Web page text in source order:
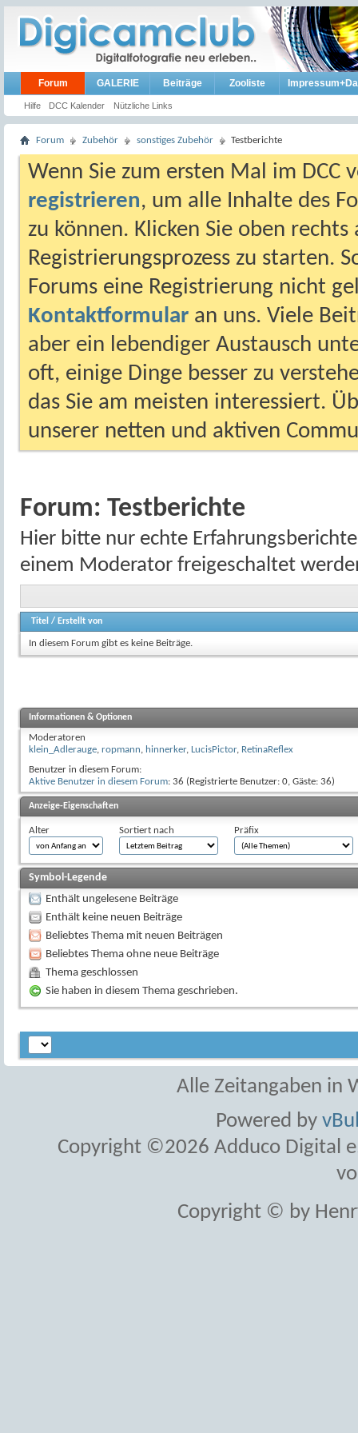
Forum
Hilfe DCC Kalender Nützliche Links
GALERIE Beiträge Zooliste
Forum Zubehör sonstiges Zubehör Testberichte
Wenn Sie zum ersten Mal im DCC
registrieren, um alle Inhalte des
zu können. Klicken Sie oben
Registrierungsprozess zu starten.
Forums eine Registrierung nicht
Kontaktformular an uns. Viele
aber ein lebendiger Austausch
oft, einige Dinge besser zu
das Sie am meisten interessiert.
unserer netten und aktiven
Forum: Testberichte
Hier bitte nur echte
einem Moderator freigeschaltet
Titel / Erstellt von
In diesem Forum gibt es keine Beiträge.
Informationen & Optionen
Moderatoren
klein_Adlerauge, ropmann, hinnerker, LucisPictor, RetinaReflex
Benutzer in diesem Forum:
Aktive Benutzer in diesem Forum: 36 (Registrierte Benutzer: 0, Gäste: 36)
Anzeige-Eigenschaften
Alter Sortiert nach Präfix
Symbol-Legende
Enthält ungelesene Beiträge
Enthält keine neuen Beiträge
Beliebtes Thema mit neuen Beiträgen
Beliebtes Thema ohne neue Beiträge
Thema geschlossen
Sie haben in diesem Thema geschrieben.
Alle Zeitangaben in
Powered by
Copyright ©2026 Adduco Digital
Copyright © by